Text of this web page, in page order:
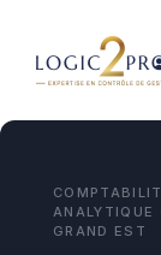
contenu
ANALYTIQUE
GRAND EST